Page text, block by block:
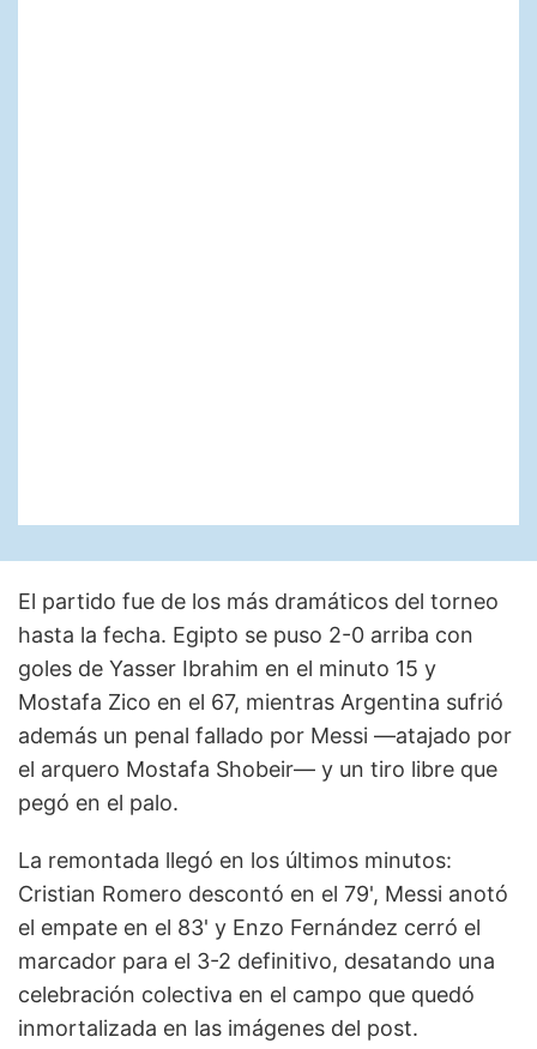
El partido fue de los más dramáticos del torneo
hasta la fecha. Egipto se puso 2-0 arriba con
goles de Yasser Ibrahim en el minuto 15 y
Mostafa Zico en el 67, mientras Argentina sufrió
además un penal fallado por Messi —atajado por
el arquero Mostafa Shobeir— y un tiro libre que
pegó en el palo.
La remontada llegó en los últimos minutos:
Cristian Romero descontó en el 79', Messi anotó
el empate en el 83' y Enzo Fernández cerró el
marcador para el 3-2 definitivo, desatando una
celebración colectiva en el campo que quedó
inmortalizada en las imágenes del post.